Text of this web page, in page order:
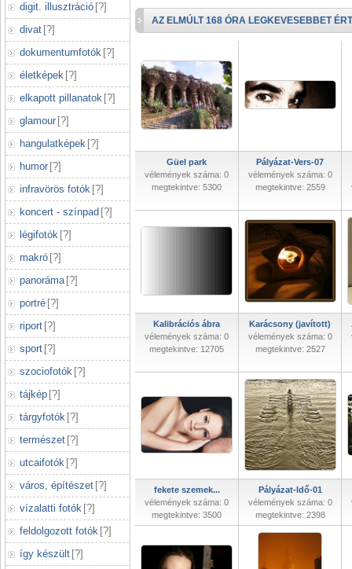
digit. illusztráció [?]
divat [?]
dokumentumfotók [?]
életképek [?]
elkapott pillanatok [?]
glamour [?]
hangulatképek [?]
humor [?]
infravörös fotók [?]
koncert - színpad [?]
légifotók [?]
makró [?]
panoráma [?]
portré [?]
riport [?]
sport [?]
szociofotók [?]
tájkép [?]
tárgyfotók [?]
természet [?]
utcaifotók [?]
város, építészet [?]
vízalatti fotók [?]
feldolgozott fotók [?]
így készült [?]
AZ ELMÚLT 168 ÓRA LEGKEVESEBBET
Güel park
vélemények száma: 0
megtekintve: 5300
Pályázat-Vers-07
vélemények száma: 0
megtekintve: 2559
Kalibrációs ábra
vélemények száma: 0
megtekintve: 12705
Karácsony (javított)
vélemények száma: 0
megtekintve: 2527
fekete szemek...
vélemények száma: 0
megtekintve: 3500
Pályázat-Idő-01
vélemények száma: 0
megtekintve: 2398